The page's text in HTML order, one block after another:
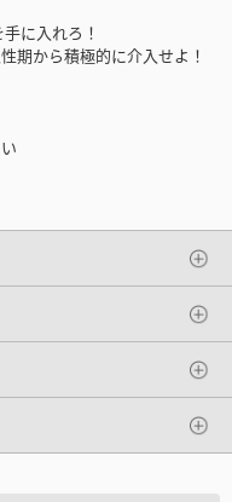
に入れろ！
期から積極的に介入せよ！